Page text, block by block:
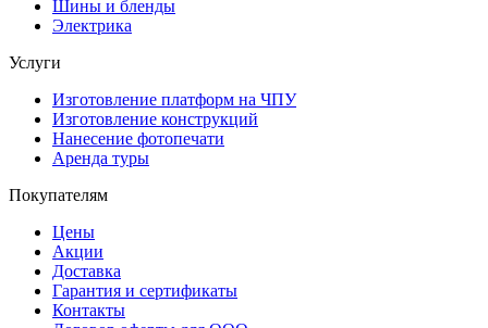
Шины и бленды
Электрика
Услуги
Изготовление платформ на ЧПУ
Изготовление конструкций
Нанесение фотопечати
Аренда туры
Покупателям
Цены
Акции
Доставка
Гарантия и сертификаты
Контакты